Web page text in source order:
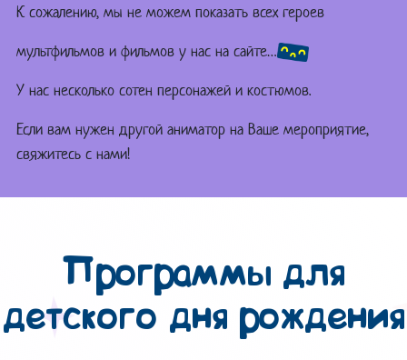
К сожалению, мы не можем показать всех героев
мультфильмов и фильмов у нас на сайте…
У нас несколько сотен персонажей и костюмов.
Если вам нужен другой аниматор на Ваше мероприятие,
свяжитесь с нами!
Программы для
детского дня рождения